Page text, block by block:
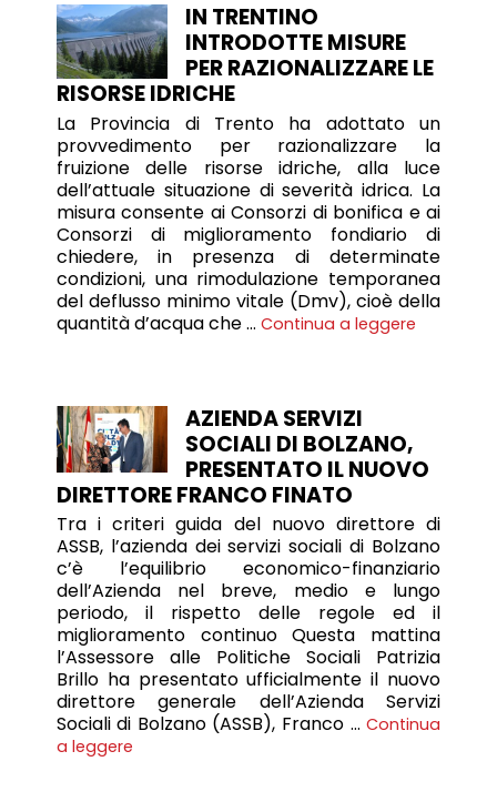
IN TRENTINO
INTRODOTTE MISURE
PER RAZIONALIZZARE LE
RISORSE IDRICHE
La Provincia di Trento ha adottato un
provvedimento per razionalizzare la
fruizione delle risorse idriche, alla luce
dell’attuale situazione di severità idrica. La
misura consente ai Consorzi di bonifica e ai
Consorzi di miglioramento fondiario di
chiedere, in presenza di determinate
condizioni, una rimodulazione temporanea
del deflusso minimo vitale (Dmv), cioè della
quantità d’acqua che … Continua a leggere
AZIENDA SERVIZI
SOCIALI DI BOLZANO,
PRESENTATO IL NUOVO
DIRETTORE FRANCO FINATO
Tra i criteri guida del nuovo direttore di
ASSB, l’azienda dei servizi sociali di Bolzano
c’è l’equilibrio economico-finanziario
dell’Azienda nel breve, medio e lungo
periodo, il rispetto delle regole ed il
miglioramento continuo Questa mattina
l’Assessore alle Politiche Sociali Patrizia
Brillo ha presentato ufficialmente il nuovo
direttore generale dell’Azienda Servizi
Sociali di Bolzano (ASSB), Franco …Continua
a leggere